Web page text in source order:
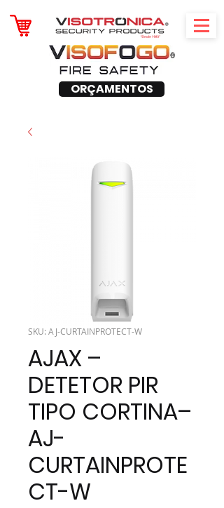
ORÇAMENTOS
SKU: AJ-CURTAINPROTECT-W
AJAX –
DETETOR PIR
TIPO CORTINA–
AJ-
CURTAINPROTE
CT-W